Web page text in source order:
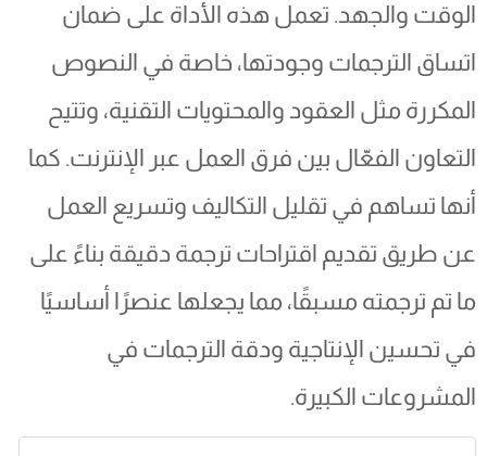
الوقت والجهد. تعمل هذه الأداة على ضمان
اتساق الترجمات وجودتها، خاصة في النصوص
المكررة مثل العقود والمحتويات التقنية، وتتيح
التعاون الفعّال بين فرق العمل عبر الإنترنت. كما
أنها تساهم في تقليل التكاليف وتسريع العمل
عن طريق تقديم اقتراحات ترجمة دقيقة بناءً على
ما تم ترجمته مسبقًا، مما يجعلها عنصرًا أساسيًا
في تحسين الإنتاجية ودقة الترجمات في
المشروعات الكبيرة.